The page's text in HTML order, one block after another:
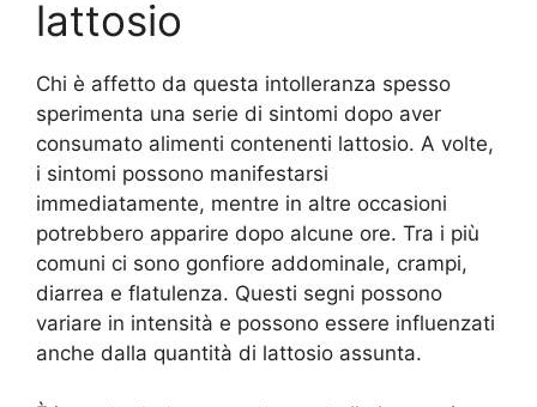
lattosio
Chi è affetto da questa intolleranza spesso
sperimenta una serie di sintomi dopo aver
consumato alimenti contenenti lattosio. A volte,
i sintomi possono manifestarsi
immediatamente, mentre in altre occasioni
potrebbero apparire dopo alcune ore. Tra i più
comuni ci sono gonfiore addominale, crampi,
diarrea e flatulenza. Questi segni possono
variare in intensità e possono essere influenzati
anche dalla quantità di lattosio assunta.